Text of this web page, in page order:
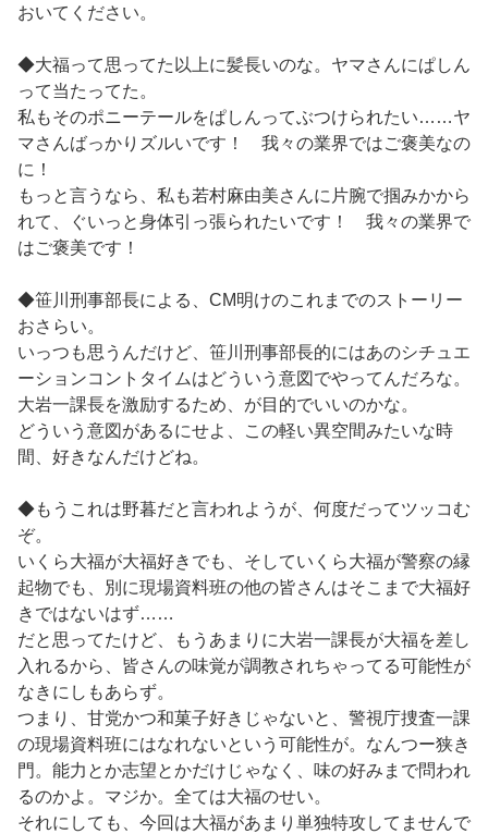
おいてください。
◆大福って思ってた以上に髪長いのな。ヤマさんにぱしん
って当たってた。
私もそのポニーテールをぱしんってぶつけられたい……ヤ
マさんばっかりズルいです！ 我々の業界ではご褒美なの
に！
もっと言うなら、私も若村麻由美さんに片腕で掴みかから
れて、ぐいっと身体引っ張られたいです！ 我々の業界で
はご褒美です！
◆笹川刑事部長による、CM明けのこれまでのストーリー
おさらい。
いっつも思うんだけど、笹川刑事部長的にはあのシチュエ
ーションコントタイムはどういう意図でやってんだろな。
大岩一課長を激励するため、が目的でいいのかな。
どういう意図があるにせよ、この軽い異空間みたいな時
間、好きなんだけどね。
◆もうこれは野暮だと言われようが、何度だってツッコむ
ぞ。
いくら大福が大福好きでも、そしていくら大福が警察の縁
起物でも、別に現場資料班の他の皆さんはそこまで大福好
きではないはず……
だと思ってたけど、もうあまりに大岩一課長が大福を差し
入れるから、皆さんの味覚が調教されちゃってる可能性が
なきにしもあらず。
つまり、甘党かつ和菓子好きじゃないと、警視庁捜査一課
の現場資料班にはなれないという可能性が。なんつー狭き
門。能力とか志望とかだけじゃなく、味の好みまで問われ
るのかよ。マジか。全ては大福のせい。
それにしても、今回は大福があまり単独特攻してませんで